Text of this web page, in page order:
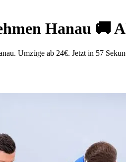
Hanau 🚚
Umzüge ab 24€. Jetzt in 57